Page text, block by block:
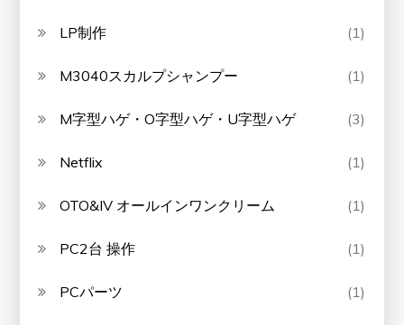
LP制作 (1)
M3040スカルプシャンプー (1)
M字型ハゲ・O字型ハゲ・U字型ハゲ (3)
Netflix (1)
OTO&IV オールインワンクリーム (1)
PC2台 操作 (1)
PCパーツ (1)